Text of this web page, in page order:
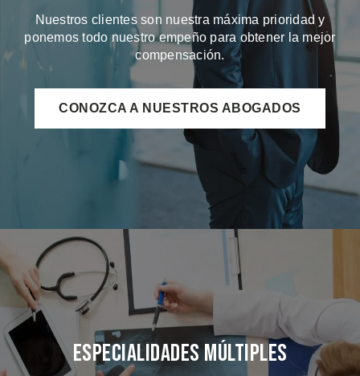
Nuestros clientes son nuestra máxima prioridad y
ponemos todo nuestro empeño para obtener la mejor
compensación.
CONOZCA A NUESTROS ABOGADOS
Especialidades Múltiples